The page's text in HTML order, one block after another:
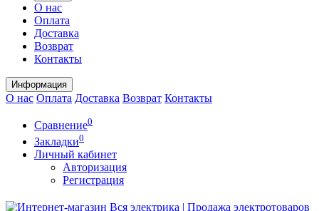
О нас
Оплата
Доставка
Возврат
Контакты
Информация
О нас Оплата Доставка Возврат Контакты
Сравнение0
Закладки0
Личный кабинет
Авторизация
Регистрация